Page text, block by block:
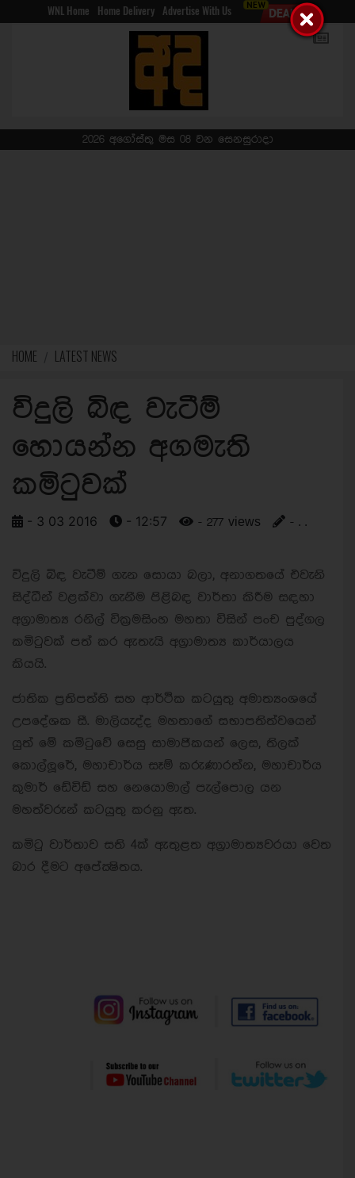
WNL Home Home Delivery Advertise With Us
2026 අගෝස්තු මස 08 වන සෙනසුරාදා
HOME LATEST NEWS
විදුලි බිඳ වැටීම්
හොයන්න අගමැති
කමිටුවක්
- 3 03 2016 - 12:57 - 277 views - . .
විදුලි බිඳ වැටීම් ගැන සොයා බලා, අනාගතයේ එවැනි
සිද්ධීන් වළක්වා ගැනීම පිළිබඳ වාර්තා කිරීම සඳහා
අග්‍රාමාත්‍ය රනිල් වික්‍රමසිංහ මහතා විසින් පංච පුද්ගල
කමිටුවක් පත් කර ඇතැයි අග්‍රාමාත්‍ය කාර්යාලය
කියයි.
ජාතික ප්‍රතිපත්ති සහ ආර්ථික කටයුතු අමාත්‍යංශයේ
උපදේශක සී. මාලියැද්ද මහතාගේ සභාපතිත්වයෙන්
යුත් මේ කමිටුවේ සෙසු සාමාජිකයන් ලෙස, තිලක්
කොල්ලූරේ, මහාචාර්ය සෑම් කරුණාරත්න, මහාචාර්ය
කුමාර් ඩේවිඩ් සහ නෙයොමාල් පැල්පොල යන
මහත්වරුන් කටයුතු කරනු ඇත.
කමිටු වාර්තාව සති 4ක් ඇතුළත අග්‍රාමාත්‍යවරයා වෙත
බාර දීමට අපේක්‍ෂිතය.